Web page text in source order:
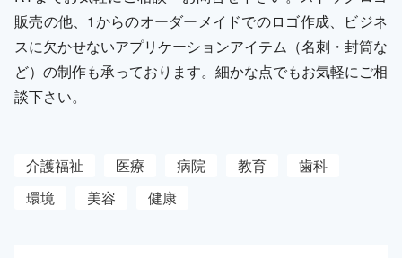
販売の他、1からのオーダーメイドでのロゴ作成、ビジネ
スに欠かせないアプリケーションアイテム（名刺・封筒な
ど）の制作も承っております。細かな点でもお気軽にご相
談下さい。
介護福祉 医療 病院 教育
歯科
環境
美容 健康